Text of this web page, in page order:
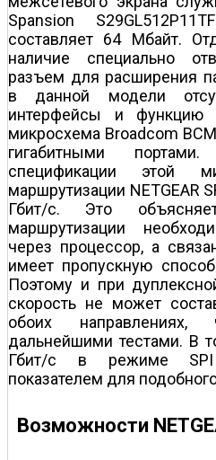
Spansion
составляет 64 Мбайт.
наличие специально
разъем для расширения
в данной модели
интерфейсы и функцию
микросхема Broadcom
гигабитными
спецификации этой
маршрутизации NETGEAR
Гбит/с. Это
маршрутизации
через процессор, а
имеет пропускную
Поэтому и при
скорость не может
обоих направлениях,
дальнейшими тестами. В
Гбит/с в режиме SPI
показателем для
Возможности